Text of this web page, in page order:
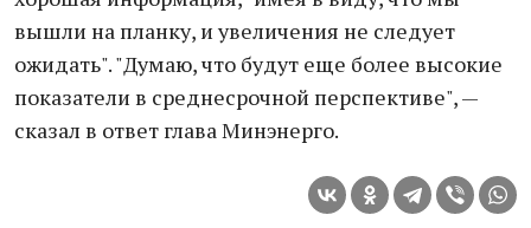
вышли на планку, и увеличения не следует
ожидать". "Думаю, что будут еще более высокие
показатели в среднесрочной перспективе", —
сказал в ответ глава Минэнерго.